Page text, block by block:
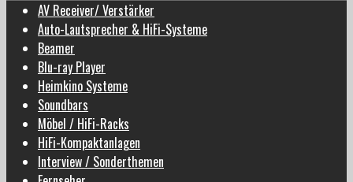
AV Receiver/ Verstärker
Auto-Lautsprecher & HiFi-Systeme
Beamer
Blu-ray Player
Heimkino Systeme
Soundbars
Möbel / HiFi-Racks
HiFi-Kompaktanlagen
Interview / Sonderthemen